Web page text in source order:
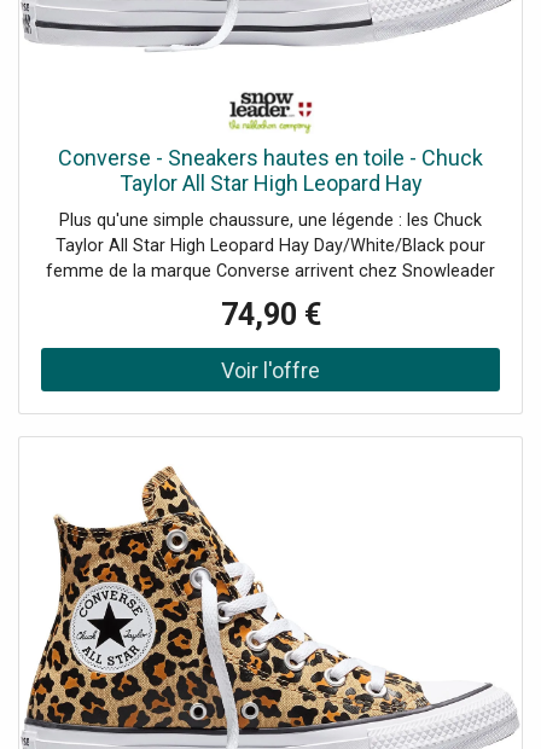
Converse - Sneakers hautes en toile - Chuck
Taylor All Star High Leopard Hay
Day/White/Black pour Femme - Taille 39 -
Orange
Plus qu'une simple chaussure, une légende : les Chuck
Taylor All Star High Leopard Hay Day/White/Black pour
femme de la marque Converse arrivent chez Snowleader
un style décontracté et authentique. Des terrains de
basket aux rues du monde entier, elles ont traversé les
époques sans jamais prendre une ride. Indémodables et
personnalisables à l'infini, les Converse sont le reflet d'une
Leur toile légère et leur semelle souple vous offrent un
confort optimal tout au long de la journée. Du look casual
au style plus affirmé, elles s'adapteront à toutes vos
74,90 €